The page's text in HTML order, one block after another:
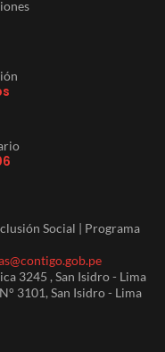
Social | Programa
3245 , San Isidro - Lima
3101, San Isidro - Lima